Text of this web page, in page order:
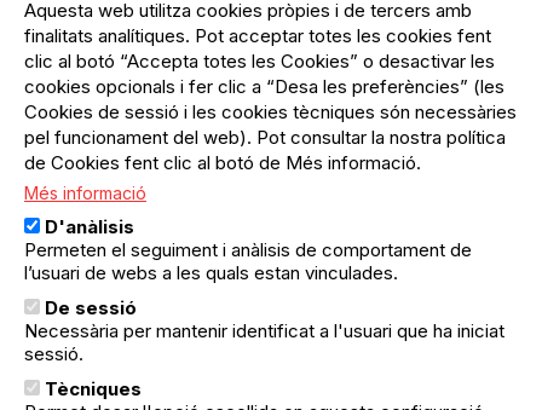
del
compte
d'usuari
Menú
usuari
no
loggat
Registre organització
Menú
Peu
Sobre el projecte
Preguntes freqüents
Contacte
Menú
Legal
Política de privacitat
Avís legal
Política de cookies
El Quèdequè no es fa responsable de les activitats
programades; en són responsables els col·lectius
organitzadors.
Aquesta web utilitza cookies pròpies i de tercers amb
finalitats analítiques. Pot acceptar totes les cookies fent
clic al botó “Accepta totes les Cookies” o desactivar les
cookies opcionals i fer clic a “Desa les preferències” (les
Cookies de sessió i les cookies tècniques són necessàries
pel funcionament del web). Pot consultar la nostra política
de Cookies fent clic al botó de Més informació.
Més informació
D'anàlisis
Permeten el seguiment i anàlisis de comportament de
l’usuari de webs a les quals estan vinculades.
De sessió
Necessària per mantenir identificat a l'usuari que ha iniciat
sessió.
Tècniques